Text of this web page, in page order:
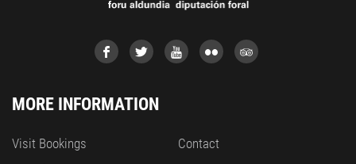
MORE INFORMATION
Visit Bookings
Contact